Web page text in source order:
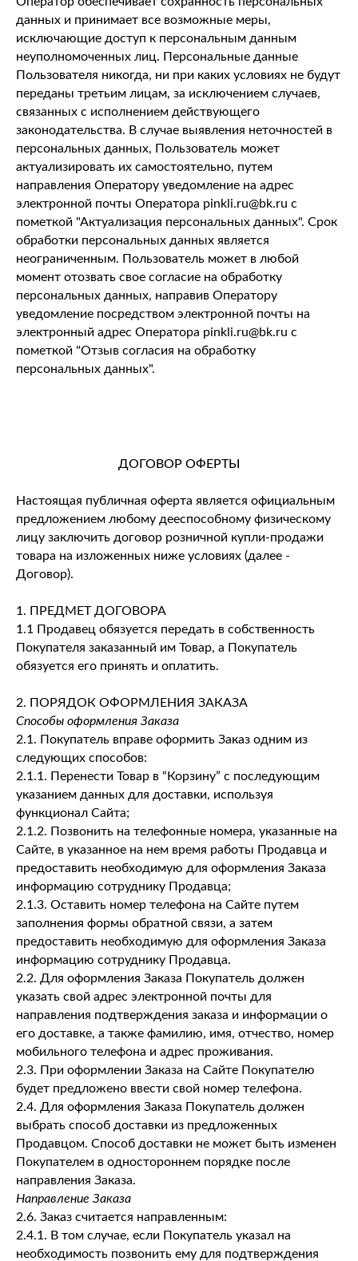
данных и принимает все возможные меры,
исключающие доступ к персональным данным
неуполномоченных лиц. Персональные данные
Пользователя никогда, ни при каких условиях не будут
переданы третьим лицам, за исключением случаев,
связанных с исполнением действующего
законодательства. В случае выявления неточностей в
персональных данных, Пользователь может
актуализировать их самостоятельно, путем
направления Оператору уведомление на адрес
электронной почты Оператора pinkli.ru@bk.ru с
пометкой "Актуализация персональных данных". Срок
обработки персональных данных является
неограниченным. Пользователь может в любой
момент отозвать свое согласие на обработку
персональных данных, направив Оператору
уведомление посредством электронной почты на
электронный адрес Оператора pinkli.ru@bk.ru с
пометкой "Отзыв согласия на обработку
персональных данных".
ДОГОВОР ОФЕРТЫ
Настоящая публичная оферта является официальным
предложением любому дееспособному физическому
лицу заключить договор розничной купли-продажи
товара на изложенных ниже условиях (далее -
Договор).
1. ПРЕДМЕТ ДОГОВОРА
1.1 Продавец обязуется передать в собственность
Покупателя заказанный им Товар, а Покупатель
обязуется его принять и оплатить.
2. ПОРЯДОК ОФОРМЛЕНИЯ ЗАКАЗА
Способы оформления Заказа
2.1. Покупатель вправе оформить Заказ одним из
следующих способов:
2.1.1. Перенести Товар в “Корзину” с последующим
указанием данных для доставки, используя
функционал Сайта;
2.1.2. Позвонить на телефонные номера, указанные на
Сайте, в указанное на нем время работы Продавца и
предоставить необходимую для оформления Заказа
информацию сотруднику Продавца;
2.1.3. Оставить номер телефона на Сайте путем
заполнения формы обратной связи, а затем
предоставить необходимую для оформления Заказа
информацию сотруднику Продавца.
2.2. Для оформления Заказа Покупатель должен
указать свой адрес электронной почты для
направления подтверждения заказа и информации о
его доставке, а также фамилию, имя, отчество, номер
мобильного телефона и адрес проживания.
2.3. При оформлении Заказа на Сайте Покупателю
будет предложено ввести свой номер телефона.
2.4. Для оформления Заказа Покупатель должен
выбрать способ доставки из предложенных
Продавцом. Способ доставки не может быть изменен
Покупателем в одностороннем порядке после
направления Заказа.
Направление Заказа
2.6. Заказ считается направленным:
2.4.1. В том случае, если Покупатель указал на
необходимость позвонить ему для подтверждения